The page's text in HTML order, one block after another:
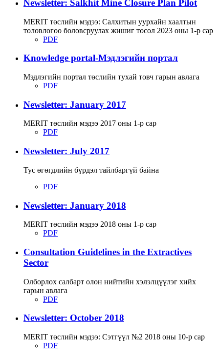
Newsletter: Salkhit Mine Closure Plan Pilot
MERIT төслийн мэдээ: Салхитын уурхайн хаалтын
төлөвлөгөө боловсруулах жишиг төсөл 2023 оны 1-р сар
PDF
Knowledge portal-Мэдлэгийн портал
Мэдлэгийн портал төслийн тухай товч гарын авлага
PDF
Newsletter: January 2017
MERIT төслийн мэдээ 2017 оны 1-р сар
PDF
Newsletter: July 2017
Тус өгөгдлийн бүрдэл тайлбаргүй байна
PDF
Newsletter: January 2018
MERIT төслийн мэдээ 2018 оны 1-р сар
PDF
Consultation Guidelines in the Extractives
Sector
Олборлох салбарт олон нийтийн хэлэлцүүлэг хийх
гарын авлага
PDF
Newsletter: October 2018
MERIT төслийн мэдээ: Сэтгүүл №2 2018 оны 10-р сар
PDF